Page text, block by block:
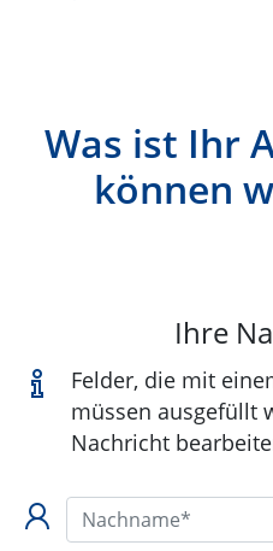
Was ist Ihr
können
Ihre
Felder, die mit
müssen ausgefüllt
Nachricht